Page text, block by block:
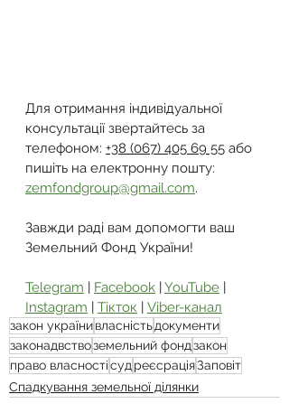
Для отримання індивідуальної
консультації звертайтесь за
телефоном: +38 (067) 405 69 55 або
пишіть на електронну пошту:
zemfondgroup@gmail.com.
Завжди раді вам допомогти ваш
Земельний Фонд України!
Telegram | Facebook | YouTube |
Instagram | Тікток | Viber-канал
закон українивласністьдокументи
законадвствоземельний фондзакон
право власностісуд реєсраціяЗаповіт
Спадкування земельної ділянки